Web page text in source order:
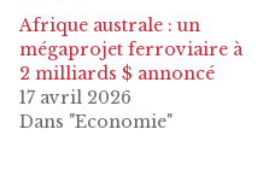
Afrique australe : un
mégaprojet ferroviaire à
2 milliards $ annoncé
17 avril 2026
Dans "Economie"